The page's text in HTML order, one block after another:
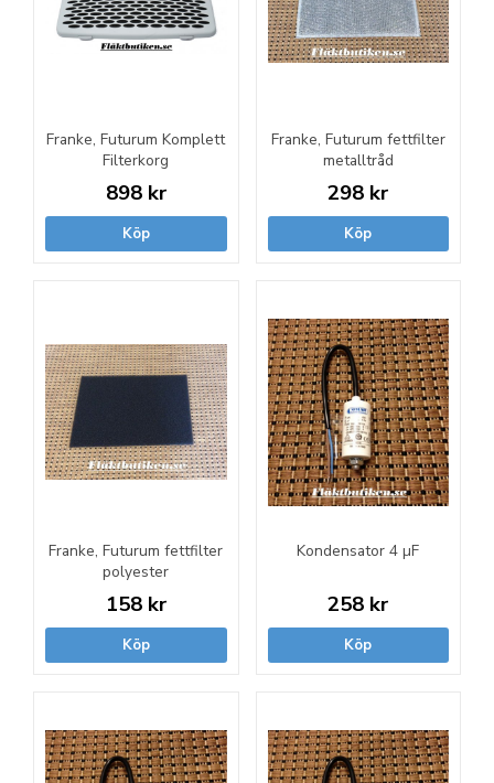
Franke, Futurum Komplett
Filterkorg
898 kr
Köp
Franke, Futurum fettfilter
metalltråd
298 kr
Köp
Franke, Futurum fettfilter
polyester
158 kr
Köp
Kondensator 4 µF
258 kr
Köp